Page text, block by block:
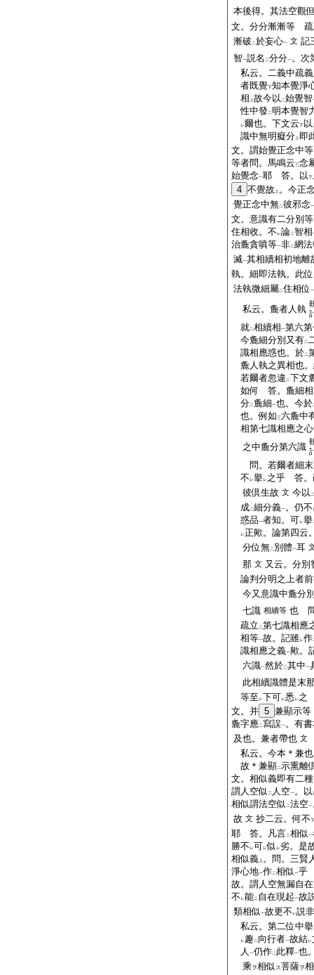
本後得。其法空觀
文。分分漸漸等 疏
漸破 二於妄心一 文 記
智一説名 二分分一。次
私云。二義中疏
者既覺下知本覺淨
相
上故今以 二始覺智
性中發 二明本覺智
レ爾也。下文云下 以
識中無明癡分 上 即
文。謂始覺正念中
等者問。馬鳴云三念
始覺念一耶 答。以下
4 不覺故 上 。今正
覺正念中無二彼邪念一
文。意識有二分別
住相收。不 レ論二智相
治麁貪嗔等一非二網
滅一其相續相初地離
執。細即法執。此
法執微細屬二住相位 一
私云。麁者人執
就二相續相一第六
今麁細分別又有二
識相應惑也。於二
麁人執之異相也
若爾者忽違 二下文
如何 答。麁細相
分二麁細一也。今於
也。例如三六麁中
相第七識相應之
之中麁分第六識
問。若爾者細末
不 レ擧レ之乎 答。
彼倶生故 文 今以 二
成二細分義一。仍不
惑品一者知。可レ擧
レ正歟。論第四云
分位無二 別體一耳
那 文 又云。分別
論判分明之上者
今又意識中麁分
七識 相續等 也
疏立 二第七識相應
相等一故。記雖レ作
識相應之義一歟。
六識一然於二其中一
此相續識體是末
等至 レ下可レ悉レ之
文。并 5 兼顯示
麁字應二寫誤一。有
及也。兼者帶也 文
私云。今本＊兼
故＊兼顯二示熏離
文。相似義即有二
謂人空似 二 人空一。以
相似謂法空似 二法空一
故 文 抄二云。何不下
耶 答。凡言二相似一
勝不 レ可レ似 レ劣。是
相似義 上 。問。三賢
淨心地一作二相似一乎
故。謂人空無漏自
不 レ能二 自在現起一故
類相似一故更不 レ説非
私云。第二位中擧
レ趣 二 向行者一故結レ
人 一仍作二 此釋一也
乘 ヲ相似 ス菩薩ヲ